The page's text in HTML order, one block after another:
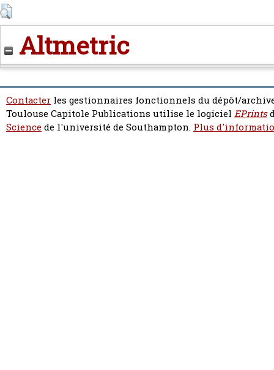
Altmetric
Contacter les gestionnaires fonctionnels du dépôt/
Toulouse Capitole Publications utilise le logiciel EPrints
Sciencede l'université de Southampton. Plus